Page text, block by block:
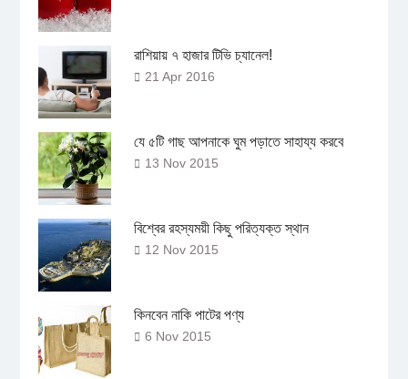
রাশিয়ায় ৭ হাজার টিভি চ্যানেল!
21 Apr 2016
যে ৫টি গাছ আপনাকে ঘুম পড়াতে সাহায্য করবে
13 Nov 2015
বিশ্বের রহস্যময়ী কিছু পরিত্যক্ত স্থান
12 Nov 2015
কিনবেন নাকি পাটের পণ্য
6 Nov 2015